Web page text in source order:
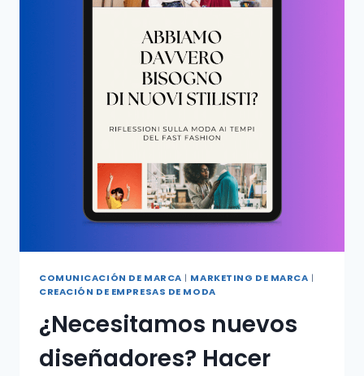
COMUNICACIÓN DE MARCA | MARKETING DE MARCA |
CREACIÓN DE EMPRESAS DE MODA
¿Necesitamos nuevos
diseñadores? Hacer